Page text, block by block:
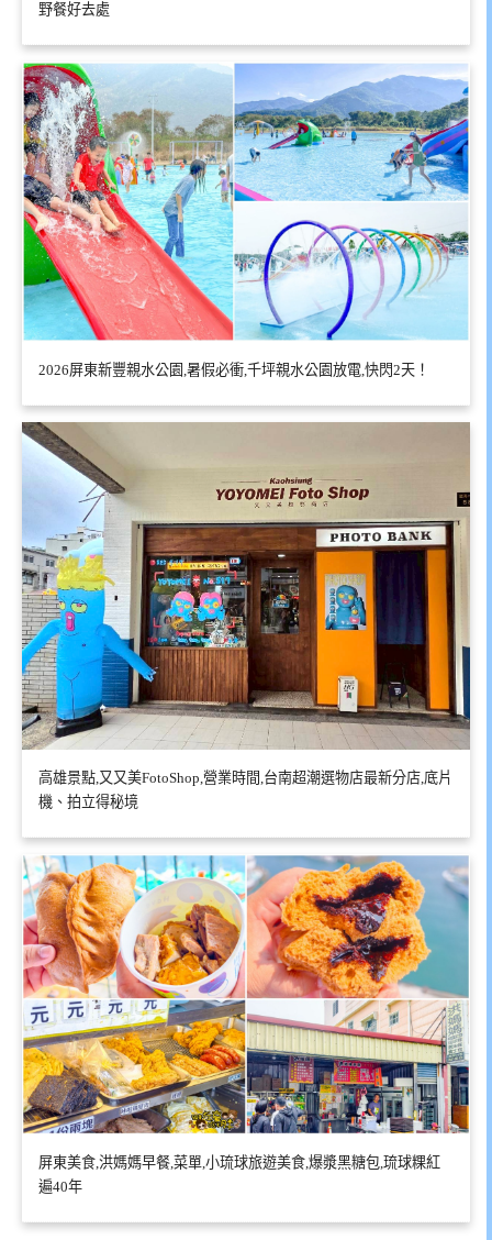
野餐好去處
2026屏東新豐親水公園,暑假必衝,千坪親水公園放電,快閃2天！
高雄景點,又又美FotoShop,營業時間,台南超潮選物店最新分店,底片
機、拍立得秘境
屏東美食,洪媽媽早餐,菜單,小琉球旅遊美食,爆漿黑糖包,琉球粿紅
遍40年